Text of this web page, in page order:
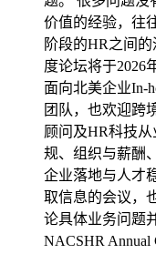
价值的经验，往
阶段的HR之间
度论坛将于2026
面向北美企业In-
团队，也欢迎跨
顾问及HR科技
规、组织与薪酬
企业落地与人才
取信息的会议，
论具体业务问题
NACSHR Annual